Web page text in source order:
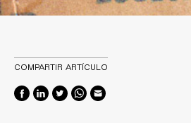
COMPARTIR ARTÍCULO